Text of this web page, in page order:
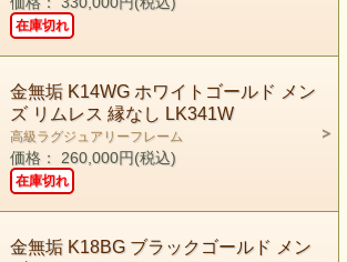
在庫切れ
金無垢 K14WG ホワイトゴールド メン
ズ リムレス 縁なし LK341W
高級ラグジュアリーフレーム
価格： 260,000円(税込)
在庫切れ
金無垢 K18BG ブラックゴールド メン